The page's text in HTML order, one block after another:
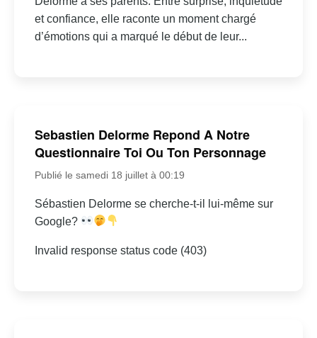
et confiance, elle raconte un moment chargé
d’émotions qui a marqué le début de leur...
Sebastien Delorme Repond A Notre
Questionnaire Toi Ou Ton Personnage
Publié le samedi 18 juillet à 00:19
Sébastien Delorme se cherche-t-il lui-même sur
Google?
Invalid response status code (403)